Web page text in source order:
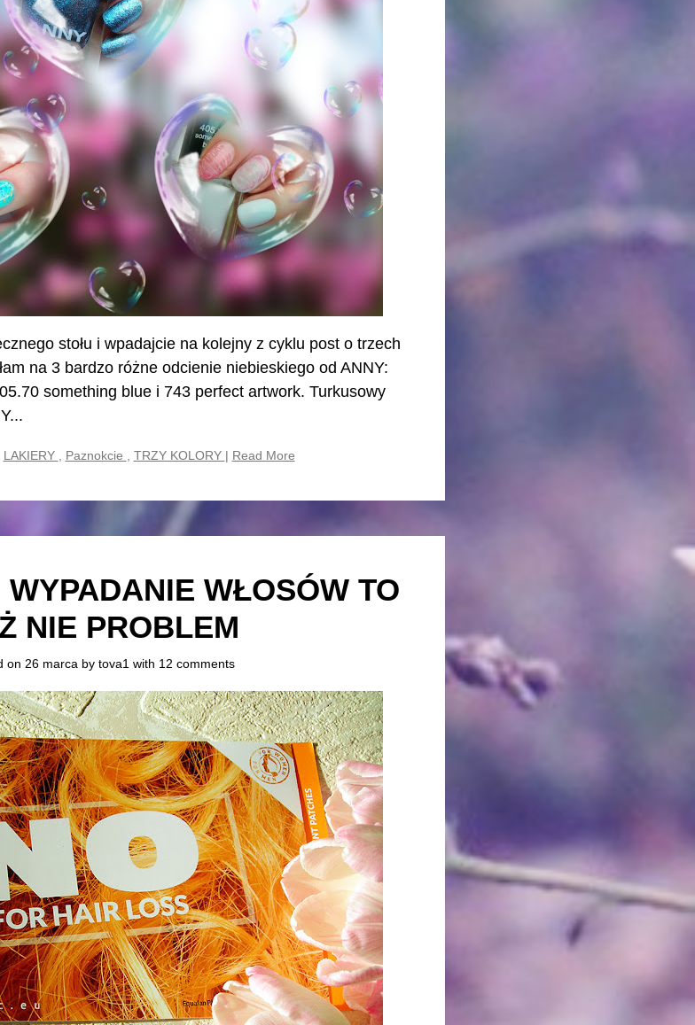
stołu i wpadajcie na kolejny z cyklu post o trzech
na 3 bardzo różne odcienie niebieskiego od ANNY:
something blue i 743 perfect artwork. Turkusowy
LAKIERY Paznokcie TRZY KOLORY | Read More
WŁOSÓW TO
NIE PROBLEM
on 26 marca by tova1 with 12 comments